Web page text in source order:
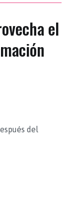
el
del